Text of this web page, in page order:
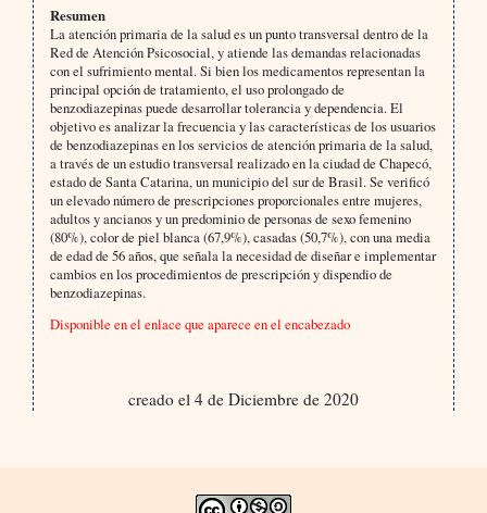
Resumen
La atención primaria de la salud es un punto transversal dentro de la
Red de Atención Psicosocial, y atiende las demandas relacionadas
con el sufrimiento mental. Si bien los medicamentos representan la
principal opción de tratamiento, el uso prolongado de
benzodiazepinas puede desarrollar tolerancia y dependencia. El
objetivo es analizar la frecuencia y las características de los usuarios
de benzodiazepinas en los servicios de atención primaria de la salud,
a través de un estudio transversal realizado en la ciudad de Chapecó,
estado de Santa Catarina, un municipio del sur de Brasil. Se verificó
un elevado número de prescripciones proporcionales entre mujeres,
adultos y ancianos y un predominio de personas de sexo femenino
(80%), color de piel blanca (67,9%), casadas (50,7%), con una media
de edad de 56 años, que señala la necesidad de diseñar e implementar
cambios en los procedimientos de prescripción y dispendio de
benzodiazepinas.
Disponible en el enlace que aparece en el encabezado
creado el 4 de Diciembre de 2020